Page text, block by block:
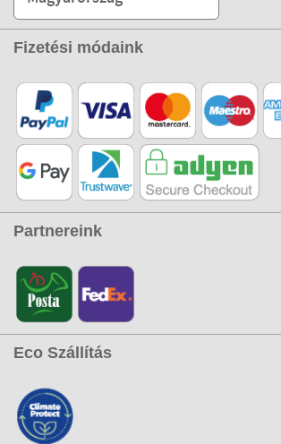
Fizetési módaink
Partnereink
Eco Szállítás